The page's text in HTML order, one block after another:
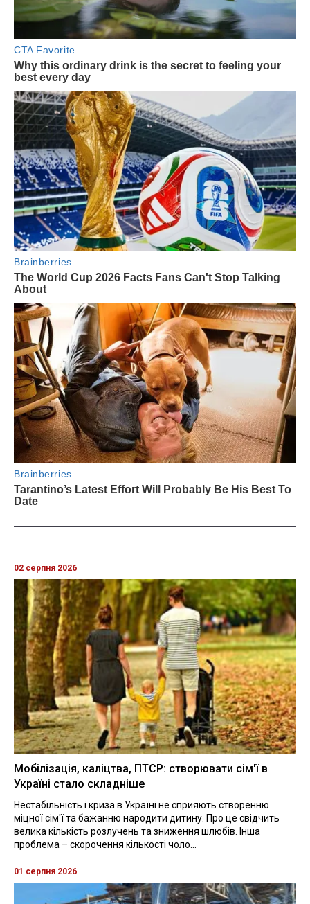
02 серпня 2026
Мобілізація, каліцтва, ПТСР: створювати сім'ї в
Україні стало складніше
Нестабільність і криза в Україні не сприяють створенню
міцної сім'ї та бажанню народити дитину. Про це свідчить
велика кількість розлучень та зниження шлюбів. Інша
проблема – скорочення кількості чоло...
01 серпня 2026